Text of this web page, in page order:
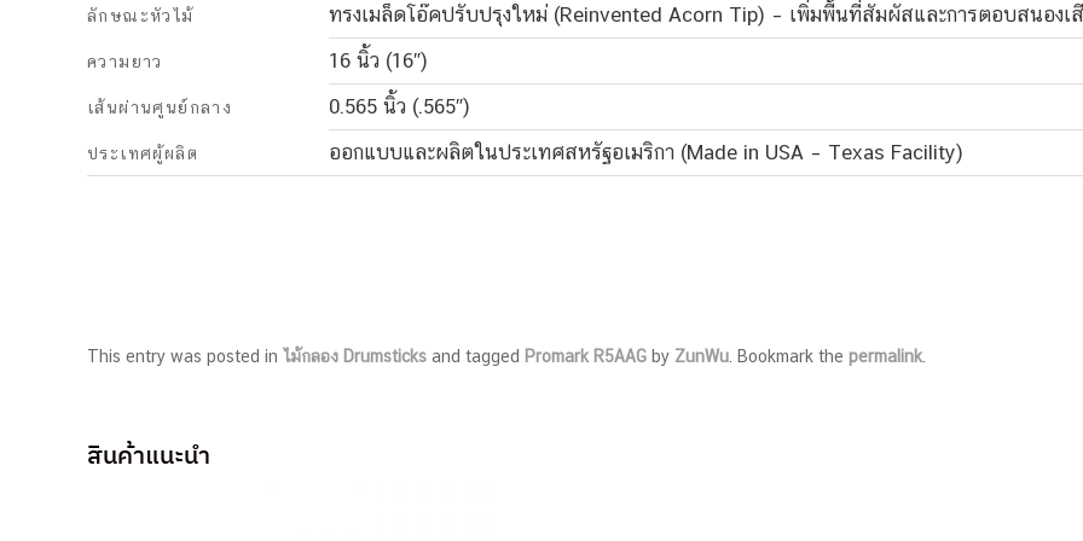
ลักษณะหัวไม้ ทรงเมล็ดโอ๊คปรับปรุงใหม่ (Reinvented Acorn Tip) – เพิ่มพื้นที่สัมผัสและการตอบสนองเ
ความยาว 16 นิ้ว (16″)
เส้นผ่านศูนย์กลาง 0.565 นิ้ว (.565″)
ประเทศผู้ผลิต ออกแบบและผลิตในประเทศสหรัฐอเมริกา (Made in USA – Texas Facility)
This entry was posted in ไม้กลอง Drumsticks and tagged Promark R5AAG by ZunWu . Bookmark the permalink
สินค้าแนะนำ